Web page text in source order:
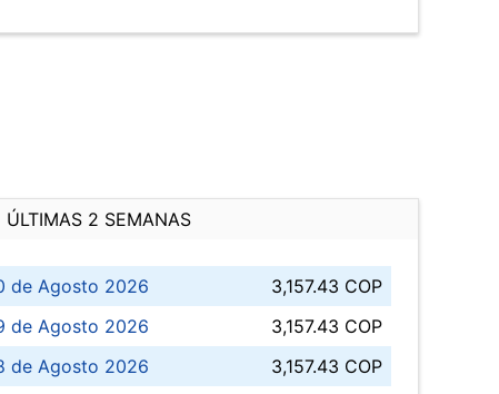
ÚLTIMAS 2 SEMANAS
de Agosto 2026
3,157.43 COP
de Agosto 2026
3,157.43 COP
de Agosto 2026
3,157.43 COP